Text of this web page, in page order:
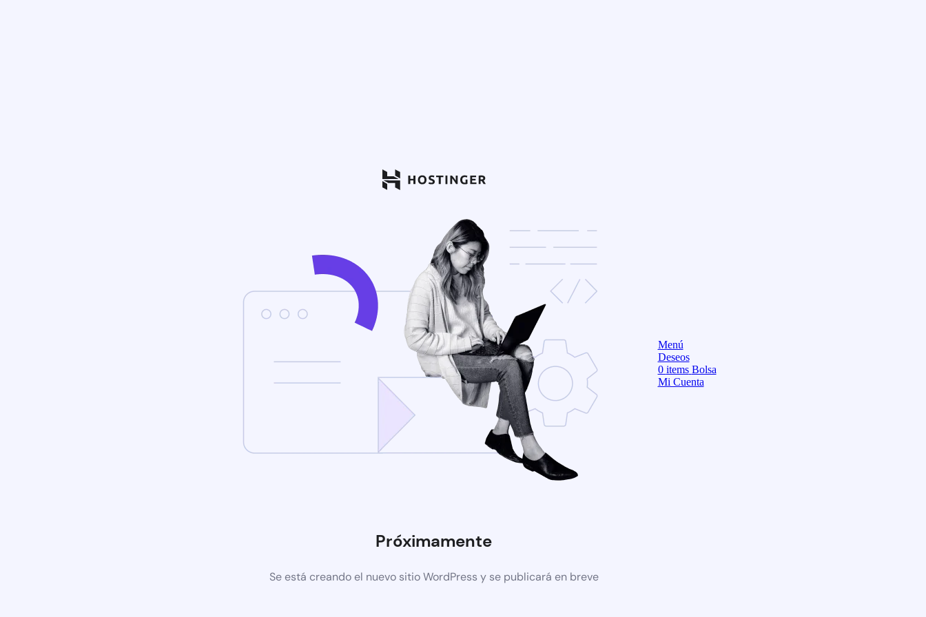
Próximamente
Se está creando el nuevo sitio WordPress y se publicará en breve
Menú
Deseos
0 items Bolsa
Mi Cuenta